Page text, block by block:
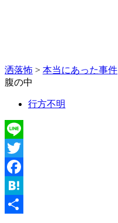
洒落怖 > 本当にあった事件
腹の中
行方不明
Line
Twitter
Facebook
Hatena